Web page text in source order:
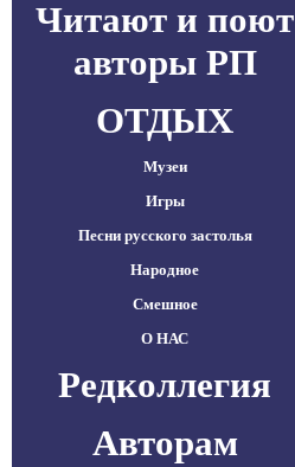
Читают и поют
авторы РП
ОТДЫХ
Музеи
Игры
Песни русского застолья
Народное
Смешное
О НАС
Редколлегия
Авторам